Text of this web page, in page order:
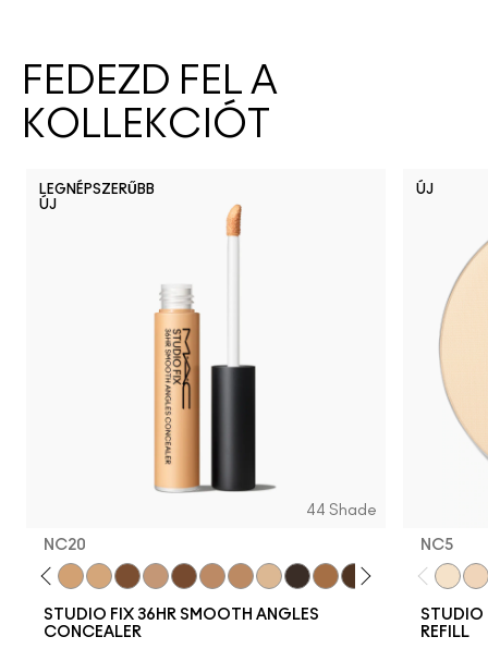
FEDEZD FEL A
KOLLEKCIÓT
LEGNÉPSZERŰBB
ÚJ
44 Shade
NC20
STUDIO FIX 36HR SMOOTH ANGLES
CONCEALER
ÚJ
NC5​
STUDIO
REFILL